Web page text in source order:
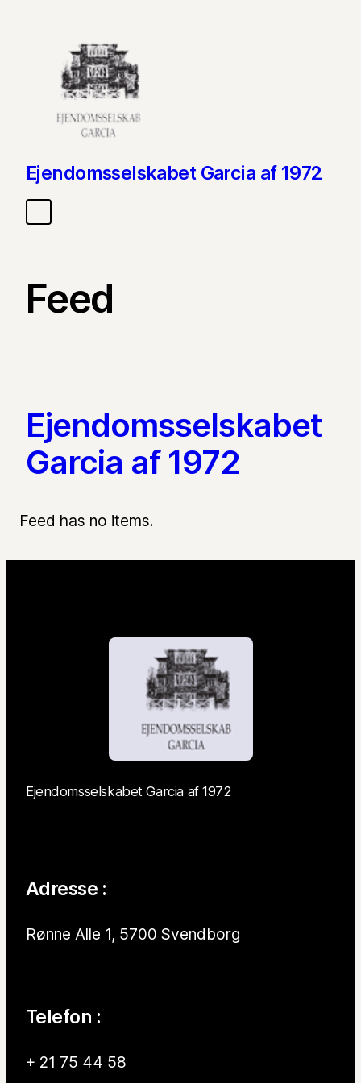
Ejendomsselskabet Garcia af 1972
Feed
Ejendomsselskabet
Garcia af 1972
Feed has no items.
Ejendomsselskabet Garcia af 1972
Adresse :
Rønne Alle 1, 5700 Svendborg
Telefon :
+ 21 75 44 58